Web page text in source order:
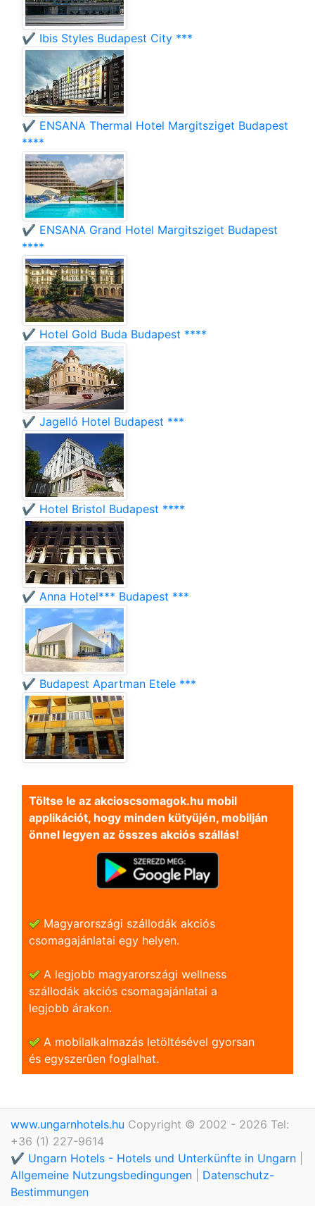
✔️ Ibis Styles Budapest City ***
✔️ ENSANA Thermal Hotel Margitsziget Budapest
****
✔️ ENSANA Grand Hotel Margitsziget Budapest
****
✔️ Hotel Gold Buda Budapest ****
✔️ Jagelló Hotel Budapest ***
✔️ Hotel Bristol Budapest ****
✔️ Anna Hotel*** Budapest ***
✔️ Budapest Apartman Etele ***
Töltse le az akcioscsomagok.hu mobil
applikációt, hogy minden kütyüjén, mobilján
önnel legyen az összes akciós szállás!
Magyarországi szállodák akciós
csomagajánlatai egy helyen.
A legjobb magyarországi wellness
szállodák akciós csomagajánlatai a
legjobb árakon.
A mobilalkalmazás letöltésével gyorsan
és egyszerũen foglalhat.
www.ungarnhotels.hu Copyright © 2002 - 2026 Tel:
+36 (1) 227-9614
✔️ Ungarn Hotels - Hotels und Unterkünfte in Ungarn
Allgemeine Nutzungsbedingungen
Datenschutz-
Bestimmungen